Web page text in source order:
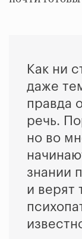
Как ни
даже
правда
речь.
но во
знании
и верят